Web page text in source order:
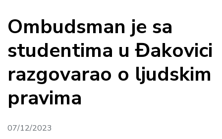
Ombudsman je sa
studentima u Đakovici
razgovarao o ljudskim
pravima
07/12/2023